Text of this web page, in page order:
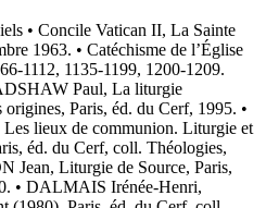
• Concile Vatican II, La Sainte
1963. • Catéchisme de l’Église
1112, 1135-1199, 1200-1209.
Paul, La liturgie
origines, Paris, éd. du Cerf, 1995. •
lieux de communion. Liturgie et
éd. du Cerf, coll. Théologies,
Jean, Liturgie de Source, Paris,
• DALMAIS Irénée-Henri,